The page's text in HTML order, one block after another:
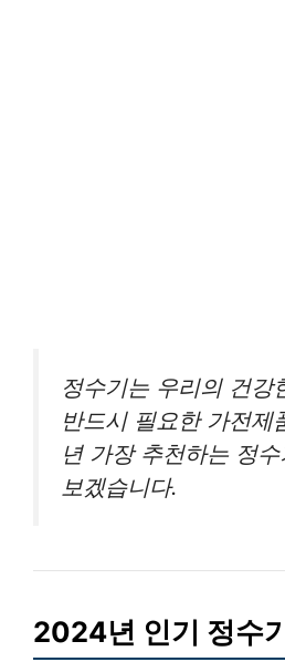
정수기는 우리의 건강
반드시 필요한 가전
년 가장 추천하는 정
보겠습니다.
2024년 인기 정수